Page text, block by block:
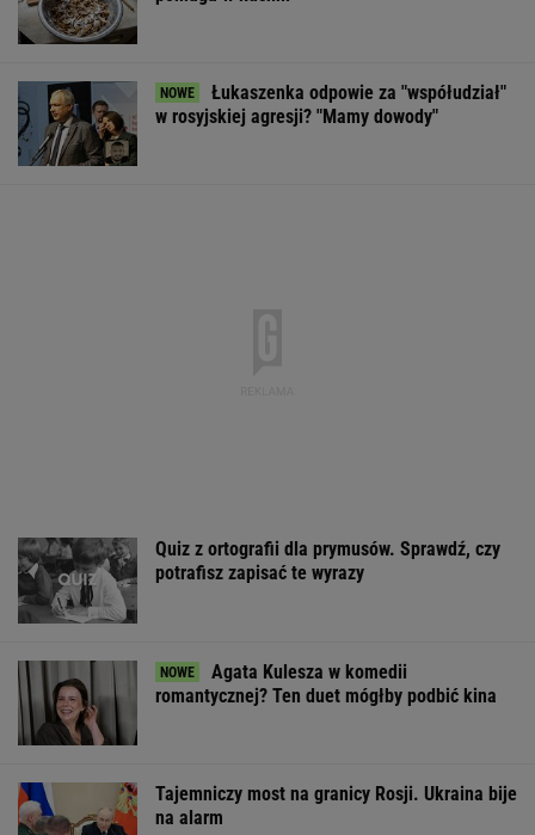
Łukaszenka odpowie za "współudział"
w rosyjskiej agresji? "Mamy dowody"
Quiz z ortografii dla prymusów. Sprawdź, czy
potrafisz zapisać te wyrazy
Agata Kulesza w komedii
romantycznej? Ten duet mógłby podbić kina
Tajemniczy most na granicy Rosji. Ukraina bije
na alarm